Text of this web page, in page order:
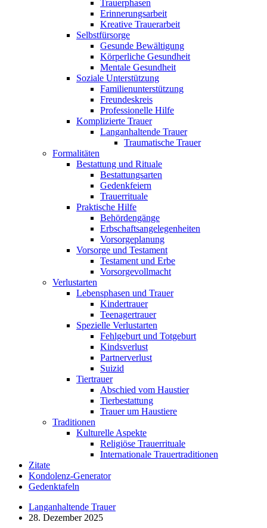
Trauerphasen
Erinnerungsarbeit
Kreative Trauerarbeit
Selbstfürsorge
Gesunde Bewältigung
Körperliche Gesundheit
Mentale Gesundheit
Soziale Unterstützung
Familienunterstützung
Freundeskreis
Professionelle Hilfe
Komplizierte Trauer
Langanhaltende Trauer
Traumatische Trauer
Formalitäten
Bestattung und Rituale
Bestattungsarten
Gedenkfeiern
Trauerrituale
Praktische Hilfe
Behördengänge
Erbschaftsangelegenheiten
Vorsorgeplanung
Vorsorge und Testament
Testament und Erbe
Vorsorgevollmacht
Verlustarten
Lebensphasen und Trauer
Kindertrauer
Teenagertrauer
Spezielle Verlustarten
Fehlgeburt und Totgeburt
Kindsverlust
Partnerverlust
Suizid
Tiertrauer
Abschied vom Haustier
Tierbestattung
Trauer um Haustiere
Traditionen
Kulturelle Aspekte
Religiöse Trauerrituale
Internationale Trauertraditionen
Zitate
Kondolenz-Generator
Gedenktafeln
Langanhaltende Trauer
28. Dezember 2025